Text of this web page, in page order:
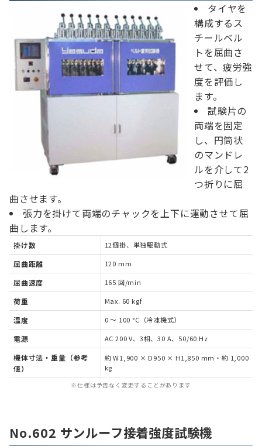
タイヤを
構成するス
チールベル
トを屈曲さ
せて、疲労強
度を評価し
ます。
試験片の
両端を固定
し、円筒状
のマンドレ
ルを介して2
つ折りに屈
曲させます。
張力を掛けて両端のチャックを上下に運動させて屈
曲します。
掛け数 12個掛、単独駆動式
屈曲距離 120 mm
屈曲速度 165 回/min
荷重 Max. 60 kgf
温度 0 ～ 100 °C（冷凍機式）
電源 AC 200 V、3相、30 A、50/60 Hz
機体寸法・重量（参考
値）
約 W1,900 × D950 × H1,850 mm・約 1,000
kg
※仕様は予告なく変更することがあります
No.602 サンルーフ接着強度試験機